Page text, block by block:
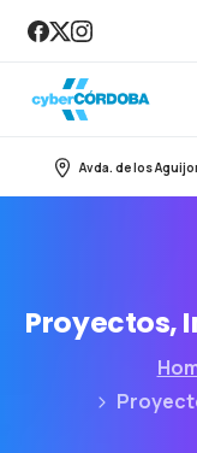
Avda. de los
Proyectos,